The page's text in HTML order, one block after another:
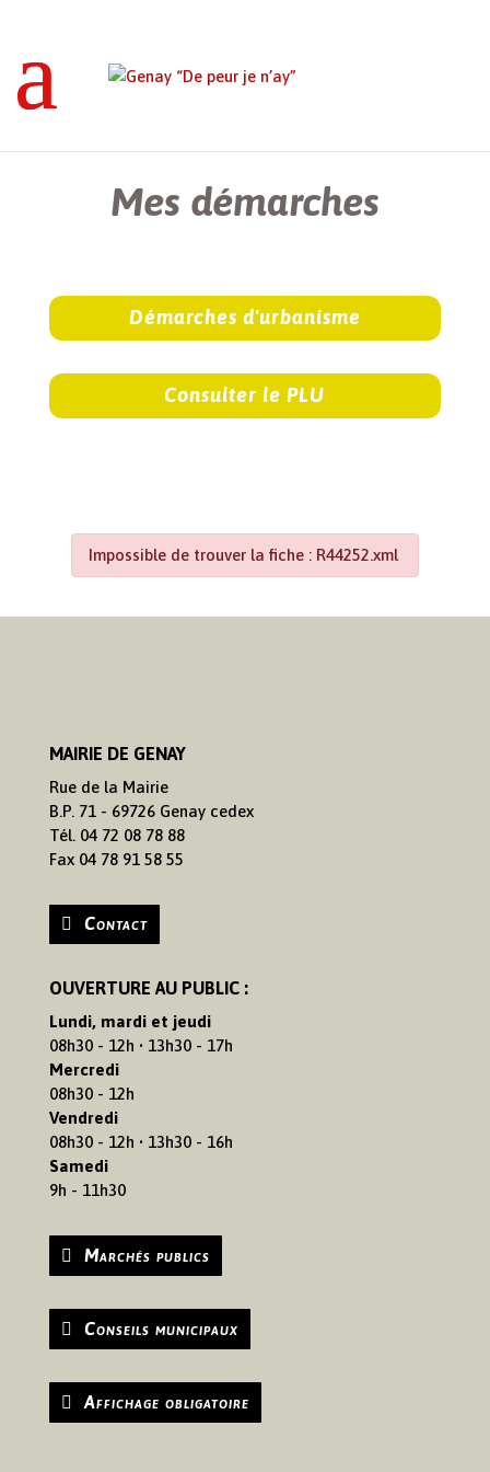
Mes démarches
Démarches d'urbanisme
Consulter le PLU
Impossible de trouver la fiche : R44252.xml
MAIRIE DE GENAY
Rue de la Mairie
B.P. 71 - 69726 Genay cedex
Tél. 04 72 08 78 88
Fax 04 78 91 58 55
Contact
OUVERTURE AU PUBLIC :
Lundi, mardi et jeudi
08h30 - 12h • 13h30 - 17h
Mercredi
08h30 - 12h
Vendredi
08h30 - 12h • 13h30 - 16h
Samedi
9h - 11h30
Marchés publics
Conseils municipaux
Affichage obligatoire